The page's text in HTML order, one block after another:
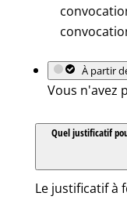
À partir
Vous n'avez
Quel justificatif
Le justificatif à